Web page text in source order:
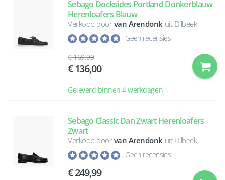
Sebago Docksides Portland Donkerblauw
Herenloafers Blauw
Verkoop doorvan Arendonk uit Dilbeek
Geen recensies
169,99
136,00
Geleverd binnen 4 werkdagen
Sebago Classic Dan Zwart Herenloafers
Zwart
Verkoop doorvan Arendonk uit Dilbeek
Geen recensies
249,99